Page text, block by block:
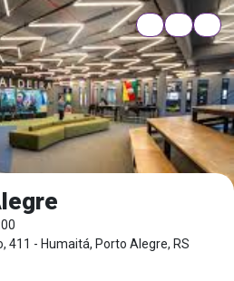
411 - Humaitá, Porto Alegre, RS